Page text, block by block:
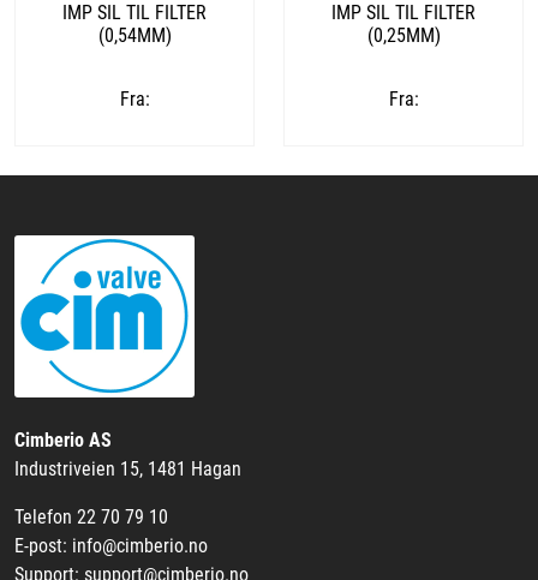
IMP SIL TIL FILTER
(0,54MM)
Fra:
IMP SIL TIL FILTER
(0,25MM)
Fra:
Cimberio AS
Industriveien 15, 1481 Hagan
Telefon 22 70 79 10
E-post: info@cimberio.no
Support: support@cimberio.no